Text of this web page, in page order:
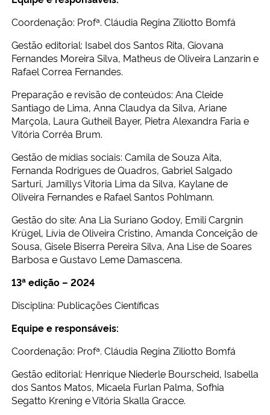
Coordenação: Profª. Cláudia Regina Ziliotto Bomfá
Gestão editorial: Isabel dos Santos Rita, Giovana
Fernandes Moreira Silva, Matheus de Oliveira Lanzarin e
Rafael Correa Fernandes.
Preparação e revisão de conteúdos: Ana Cleide
Santiago de Lima, Anna Claudya da Silva, Ariane
Marçola, Laura Gutheil Bayer, Pietra Alexandra Faria e
Vitória Corrêa Brum.
Gestão de mídias sociais: Camila de Souza Aita,
Fernanda Rodrigues de Quadros, Gabriel Salgado
Sarturi, Jamillys Vitoria Lima da Silva, Kaylane de
Oliveira Fernandes e Rafael Santos Pohlmann.
Gestão do site: Ana Lia Suriano Godoy, Emili Cargnin
Krügel, Lívia de Oliveira Cristino, Amanda Conceição de
Sousa, Gisele Biserra Pereira Silva, Ana Lise de Soares
Barbosa e Gustavo Leme Damascena.
13ª edição – 2024
Disciplina: Publicações Científicas
Equipe e responsáveis:
Coordenação: Profª. Cláudia Regina Ziliotto Bomfá
Gestão editorial: Henrique Niederle Bourscheid, Isabella
dos Santos Matos, Micaela Furlan Palma, Sofhia
Segatto Krening e Vitória Skalla Gracce.